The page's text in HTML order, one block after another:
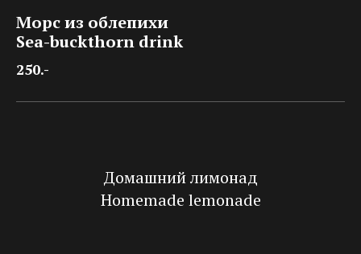
Морс из облепихи
Sea-buckthorn drink
250.-
Домашний лимонад
Homemade lemonade